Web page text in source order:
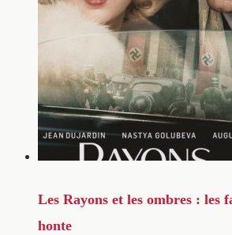
Les Rayons et les ombres : les
honte